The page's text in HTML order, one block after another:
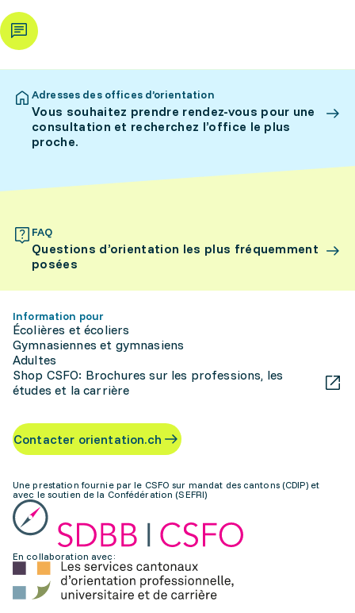
Adresses des offices d’orientation
Vous souhaitez prendre rendez-vous pour une
consultation et recherchez l’office le plus
proche.
FAQ
Questions d’orientation les plus fréquemment
posées
Information pour
Écolières et écoliers
Gymnasiennes et gymnasiens
Adultes
Shop CSFO: Brochures sur les professions, les
études et la carrière
Contacter orientation.ch
Une prestation fournie par le CSFO sur mandat des cantons (CDIP) et
avec le soutien de la Confédération (SEFRI)
En collaboration avec: